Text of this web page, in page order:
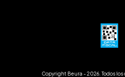
Copyright Beura - 2026. Todos